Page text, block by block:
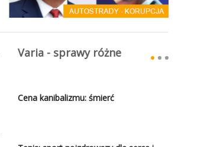
Varia - sprawy różne
Cena kanibalizmu: śmierć